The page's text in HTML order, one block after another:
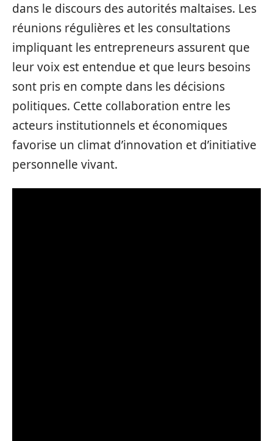
dans le discours des autorités maltaises. Les
réunions régulières et les consultations
impliquant les entrepreneurs assurent que
leur voix est entendue et que leurs besoins
sont pris en compte dans les décisions
politiques. Cette collaboration entre les
acteurs institutionnels et économiques
favorise un climat d’innovation et d’initiative
personnelle vivant.